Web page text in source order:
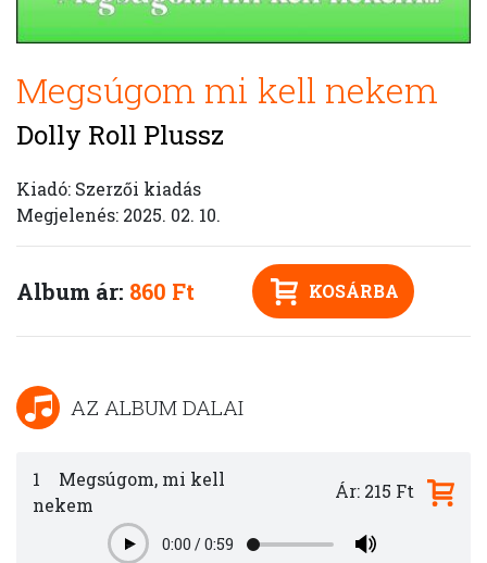
Megsúgom mi kell nekem
Dolly Roll Plussz
Kiadó: Szerzői kiadás
Megjelenés: 2025. 02. 10.
Album ár: 860 Ft KOSÁRBA
AZ ALBUM DALAI
1
Megsúgom, mi kell
nekem
Play0:00 /0:59
Ár: 215 Ft